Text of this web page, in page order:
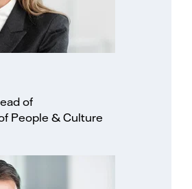
of
People & Culture